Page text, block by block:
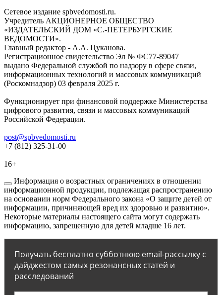
Сетевое издание spbvedomosti.ru.
Учредитель АКЦИОНЕРНОЕ ОБЩЕСТВО
«ИЗДАТЕЛЬСКИЙ ДОМ «С.-ПЕТЕРБУРГСКИЕ
ВЕДОМОСТИ».
Главный редактор - А.А. Цуканова.
Регистрационное свидетельство Эл № ФС77-89047
выдано Федеральной службой по надзору в сфере связи,
информационных технологий и массовых коммуникаций
(Роскомнадзор) 03 февраля 2025 г.
Функционирует при финансовой поддержке Министерства
цифрового развития, связи и массовых коммуникаций
Российской Федерации.
post@spbvedomosti.ru
+7 (812) 325-31-00
16+
Информация о возрастных ограничениях в отношении
информационной продукции, подлежащая распространению
на основании норм Федерального закона «О защите детей от
информации, причиняющей вред их здоровью и развитию».
Некоторые материалы настоящего сайта могут содержать
информацию, запрещенную для детей младше 16 лет.
Получать бесплатно субботнюю email-рассылку с
дайджестом самых резонансных статей и
расследований